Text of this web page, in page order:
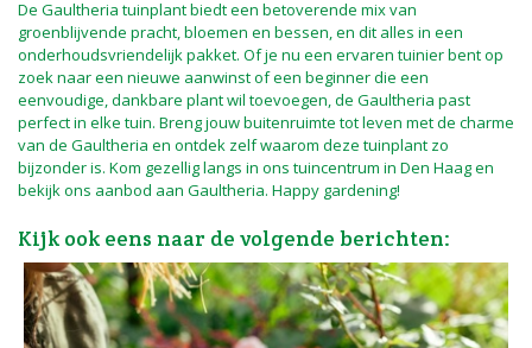
De Gaultheria tuinplant biedt een betoverende mix van
groenblijvende pracht, bloemen en bessen, en dit alles in een
onderhoudsvriendelijk pakket. Of je nu een ervaren tuinier bent op
zoek naar een nieuwe aanwinst of een beginner die een
eenvoudige, dankbare plant wil toevoegen, de Gaultheria past
perfect in elke tuin. Breng jouw buitenruimte tot leven met de charme
van de Gaultheria en ontdek zelf waarom deze tuinplant zo
bijzonder is. Kom gezellig langs in ons tuincentrum in Den Haag en
bekijk ons aanbod aan Gaultheria. Happy gardening!
Kijk ook eens naar de volgende berichten: